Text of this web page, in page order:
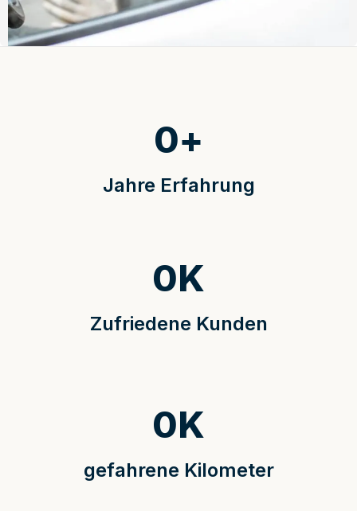
Jahre Erfahrung
0+
Zufriedene Kunden
0K
gefahrene Kilometer
0K